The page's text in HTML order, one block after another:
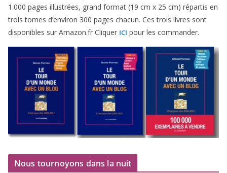
1 .000 pages illus­trées, grand for­mat (19 cm x 25 cm) répar­tis en
trois tomes d’environ 300 pages cha­cun. Ces trois livres sont
dis­po­nibles sur Amazon​.fr Cliquer ICI pour les commander.
Nous tournoyons dans la nuit